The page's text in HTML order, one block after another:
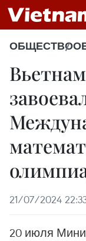
ОБЩЕСТВО
21/07/2024
20 июля